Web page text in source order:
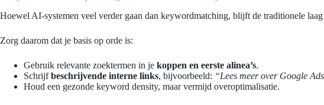
Hoewel AI-systemen veel verder gaan dan keywordmatching, blijft de traditionele
Zorg daarom dat je basis op orde is:
Gebruik relevante zoektermen in je koppen en eerste alinea’s.
Schrijfbeschrijvende interne links, bijvoorbeeld: “Lees meer over Google
Houd een gezonde keyword density, maar vermijd overoptimalisatie.